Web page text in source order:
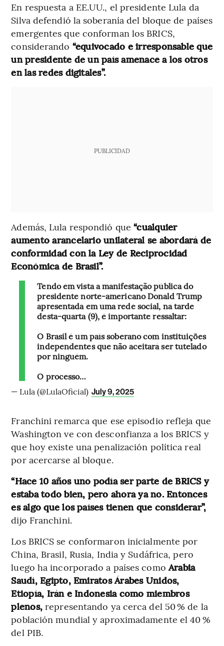
En respuesta a EE.UU., el presidente Lula da
Silva defendió la soberanía del bloque de países
emergentes que conforman los BRICS,
considerando “equivocado e irresponsable que
un presidente de un país amenace a los otros
en las redes digitales”.
PUBLICIDAD
Además, Lula respondió que“cualquier
aumento arancelario unilateral se abordará de
conformidad con la Ley de Reciprocidad
Económica de Brasil”.
Tendo em vista a manifestação pública do
presidente norte-americano Donald Trump
apresentada em uma rede social, na tarde
desta-quarta (9), é importante ressaltar:
O Brasil é um país soberano com instituições
independentes que não aceitará ser tutelado
por ninguém.
O processo…
— Lula (@LulaOficial) July 9, 2025
Franchini remarca que ese episodio refleja que
Washington ve con desconfianza a los BRICS y
que hoy existe una penalización política real
por acercarse al bloque.
“Hace 10 años uno podía ser parte de BRICS y
estaba todo bien, pero ahora ya no. Entonces
es algo que los países tienen que considerar”,
dijo Franchini.
Los BRICS se conformaron inicialmente por
China, Brasil, Rusia, India y Sudáfrica, pero
luego ha incorporado a países comoArabia
Saudí, Egipto, Emiratos Árabes Unidos,
Etiopía, Irán e Indonesia como miembros
plenos, representando ya cerca del 50 % de la
población mundial y aproximadamente el 40 %
del PIB.